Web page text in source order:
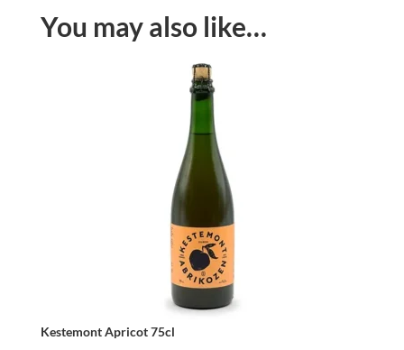
You may also like…
Kestemont Apricot 75cl